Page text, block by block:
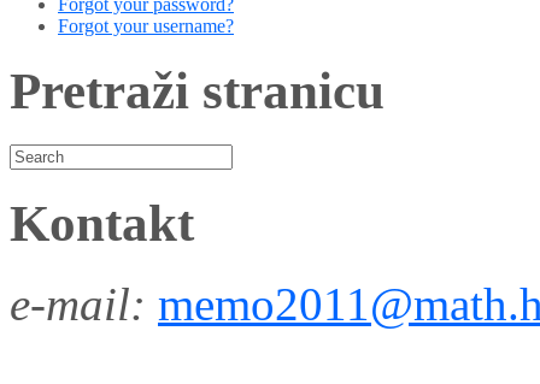
Forgot your password?
Forgot your username?
Pretraži stranicu
Kontakt
e-mail: